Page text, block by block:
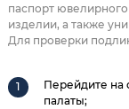
паспорт
изделии, а также
Для проверки
Перейдите на
палаты;